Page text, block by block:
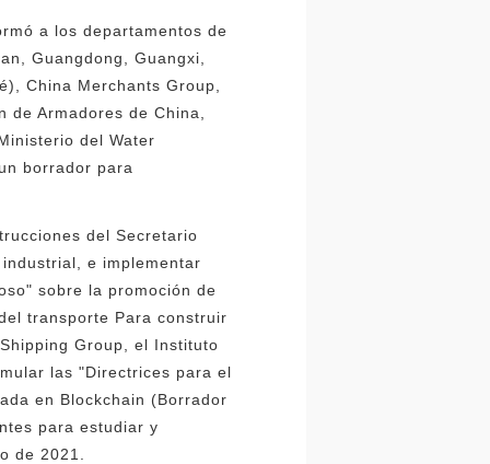
a los departamentos de
Guangdong, Guangxi,
China Merchants Group,
Armadores de China,
del Water
borrador para
del Secretario
e implementar
sobre la promoción de
transporte Para construir
Group, el Instituto
las "Directrices para el
en Blockchain (Borrador
para estudiar y
de 2021.